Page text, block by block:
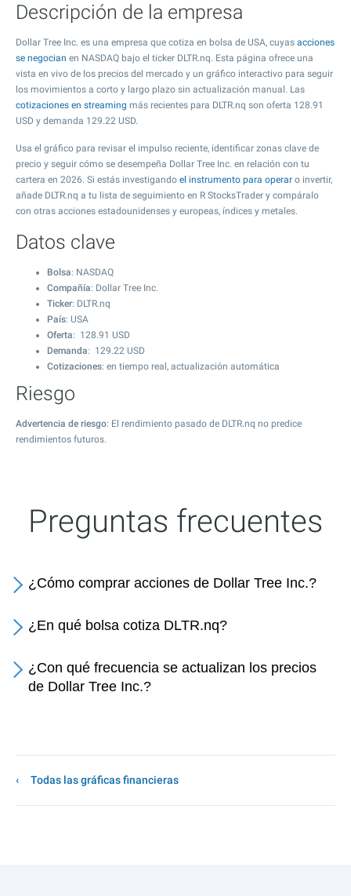
Descripción de la empresa
Dollar Tree Inc. es una empresa que cotiza en bolsa de USA, cuyas acciones
se negocian en NASDAQ bajo el ticker DLTR.nq. Esta página ofrece una
vista en vivo de los precios del mercado y un gráfico interactivo para seguir
los movimientos a corto y largo plazo sin actualización manual. Las
cotizaciones en streaming más recientes para DLTR.nq son oferta 128.91
USD y demanda 129.22 USD.
Usa el gráfico para revisar el impulso reciente, identificar zonas clave de
precio y seguir cómo se desempeña Dollar Tree Inc. en relación con tu
cartera en 2026. Si estás investigando el instrumento para operar o invertir,
añade DLTR.nq a tu lista de seguimiento en R StocksTrader y compáralo
con otras acciones estadounidenses y europeas, índices y metales.
Datos clave
Bolsa: NASDAQ
Compañía: Dollar Tree Inc.
Ticker: DLTR.nq
País: USA
Oferta: 128.91 USD
Demanda: 129.22 USD
Cotizaciones: en tiempo real, actualización automática
Riesgo
Advertencia de riesgo: El rendimiento pasado de DLTR.nq no predice
rendimientos futuros.
Preguntas frecuentes
¿Cómo comprar acciones de Dollar Tree Inc.?
¿En qué bolsa cotiza DLTR.nq?
¿Con qué frecuencia se actualizan los precios
de Dollar Tree Inc.?
Todas las gráficas financieras